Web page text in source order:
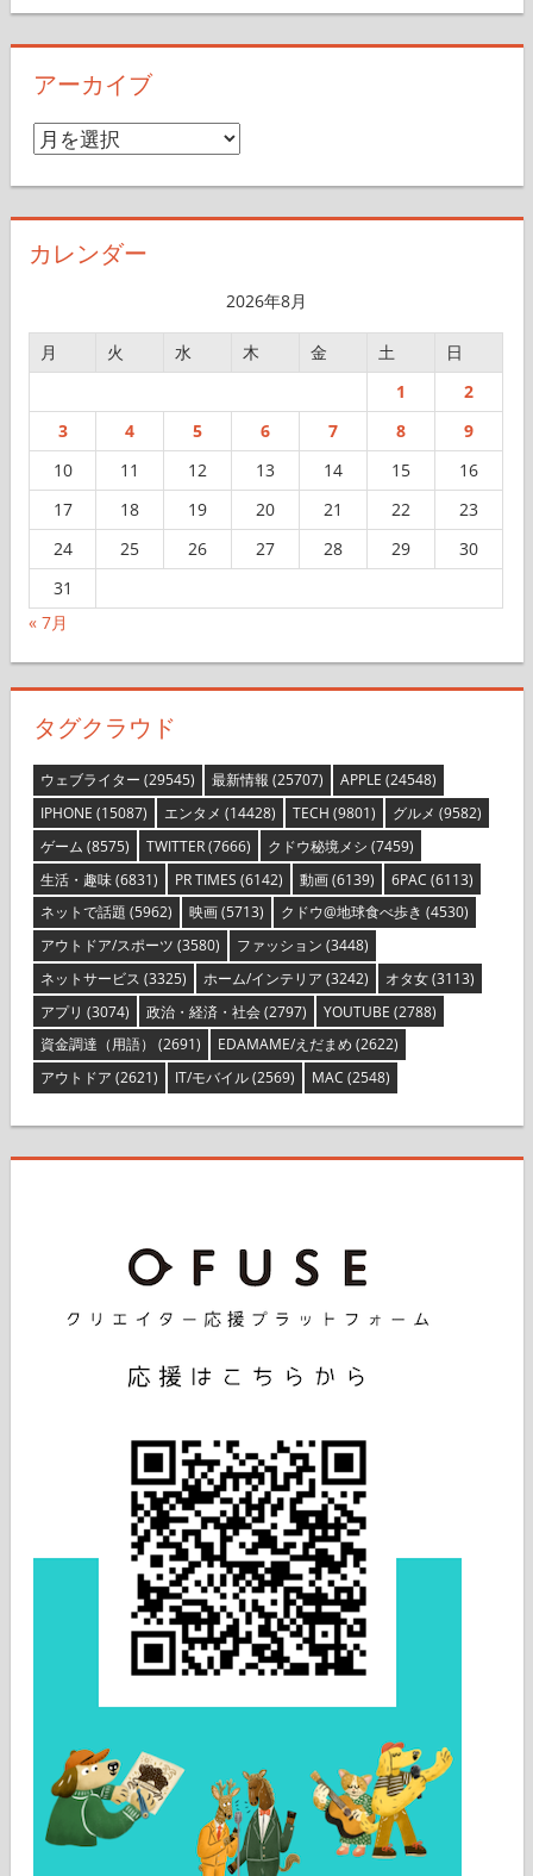
アーカイブ
ア
イ
カレンダー
2026年8月
月 火 水 木 金 土
日
1
2
3
4 5 6 7 8
9
10
11 12 13 14 15
16
17
18 19 20 21 22
23
24
25 26 27 28 29
30
31
« 7月
タグクラウド
ウェブライター (29545) 最新情報 (25707) APPLE (24548)
IPHONE (15087) エンタメ (14428) TECH (9801) グルメ (9582)
ゲーム (8575) TWITTER(7666) クドウ秘境メシ (7459)
生活・趣味(6831) PR TIMES (6142) 動画(6139) 6PAC (6113)
ネットで話題 (5962) 映画(5713) クドウ@地球食べ歩き (4530)
アウトドア/スポーツ (3580) ファッション (3448)
ネットサービス (3325) ホーム/インテリア (3242) オタ女(3113)
アプリ (3074) 政治・経済・社会(2797) YOUTUBE (2788)
資金調達（用語） (2691) EDAMAME/えだまめ (2622)
アウトドア (2621) IT/モバイル(2569) MAC (2548)